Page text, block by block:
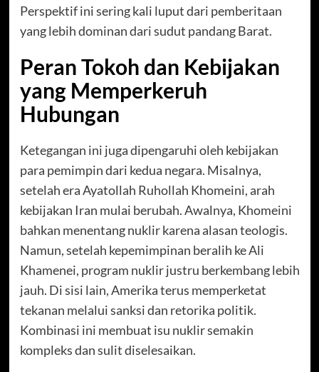
Perspektif ini sering kali luput dari pemberitaan
yang lebih dominan dari sudut pandang Barat.
Peran Tokoh dan Kebijakan
yang Memperkeruh
Hubungan
Ketegangan ini juga dipengaruhi oleh kebijakan
para pemimpin dari kedua negara. Misalnya,
setelah era Ayatollah Ruhollah Khomeini, arah
kebijakan Iran mulai berubah. Awalnya, Khomeini
bahkan menentang nuklir karena alasan teologis.
Namun, setelah kepemimpinan beralih ke Ali
Khamenei, program nuklir justru berkembang lebih
jauh. Di sisi lain, Amerika terus memperketat
tekanan melalui sanksi dan retorika politik.
Kombinasi ini membuat isu nuklir semakin
kompleks dan sulit diselesaikan.